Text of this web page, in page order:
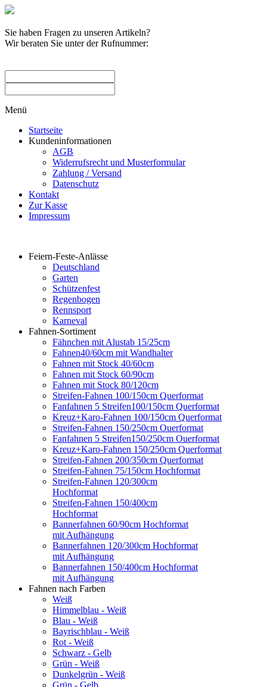
Sie haben Fragen zu unseren Artikeln?
Wir beraten Sie unter der Rufnummer:
Menü
Startseite
Kundeninformationen
AGB
Widerrufsrecht und Musterformular
Zahlung / Versand
Datenschutz
Kontakt
Zur Kasse
Impressum
Feiern-Feste-Anlässe
Deutschland
Garten
Schützenfest
Regenbogen
Rennsport
Karneval
Fahnen-Sortiment
Fähnchen mit Alustab 15/25cm
Fahnen40/60cm mit Wandhalter
Fahnen mit Stock 40/60cm
Fahnen mit Stock 60/90cm
Fahnen mit Stock 80/120cm
Streifen-Fahnen 100/150cm Querformat
Fanfahnen 5 Streifen100/150cm Querformat
Kreuz+Karo-Fahnen 100/150cm Querformat
Streifen-Fahnen 150/250cm Ouerformat
Fanfahnen 5 Streifen150/250cm Ouerformat
Kreuz+Karo-Fahnen 150/250cm Querformat
Streifen-Fahnen 200/350cm Querformat
Streifen-Fahnen 75/150cm Hochformat
Streifen-Fahnen 120/300cm
Hochformat
Streifen-Fahnen 150/400cm
Hochformat
Bannerfahnen 60/90cm Hochformat
mit Aufhängung
Bannerfahnen 120/300cm Hochformat
mit Aufhängung
Bannerfahnen 150/400cm Hochformat
mit Aufhängung
Fahnen nach Farben
Weiß
Himmelblau - Weiß
Blau - Weiß
Bayrischblau - Weiß
Rot - Weiß
Schwarz - Gelb
Grün - Weiß
Dunkelgrün - Weiß
Grün - Gelb